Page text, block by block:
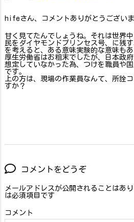
hifeさん、コメントありがとうございま
甘く見てたんでしょうね。それは世界中
民をダイヤモンドプリンセス号、に残
を考えると、ある意味実験的な意味も
厚生労働省はお粗末でしたが、日本政
想定していなかった為、つけを職員や
です。
上の方は、現場の作業員なんて、所詮
すか？
コメントをどうぞ
メールアドレスが公開されることはあり
は必須項目です
コメント